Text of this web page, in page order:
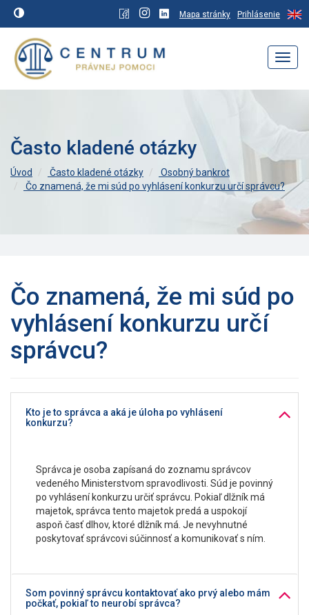
Mapa stránky Prihlásenie
Často kladené otázky
Úvod Často kladené otázky
Osobný bankrot
Čo znamená, že mi súd po vyhlásení konkurzu určí správcu?
Čo znamená, že mi súd po
vyhlásení konkurzu určí
správcu?
Kto je to správca a aká je úloha po vyhlásení
konkurzu?
Správca je osoba zapísaná do zoznamu správcov
vedeného Ministerstvom spravodlivosti. Súd je povinný
po vyhlásení konkurzu určiť správcu. Pokiaľ dlžník má
majetok, správca tento majetok predá a uspokojí
aspoň časť dlhov, ktoré dlžník má. Je nevyhnutné
poskytovať správcovi súčinnosť a komunikovať s ním.
Som povinný správcu kontaktovať ako prvý alebo mám
počkať, pokiaľ to neurobí správca?